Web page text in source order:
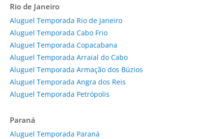
Rio de Janeiro
Aluguel Temporada Rio de Janeiro
Aluguel Temporada Cabo Frio
Aluguel Temporada Copacabana
Aluguel Temporada Arraial do Cabo
Aluguel Temporada Armação dos Búzios
Aluguel Temporada Angra dos Reis
Aluguel Temporada Petrópolis
Paraná
Aluguel Temporada Paraná